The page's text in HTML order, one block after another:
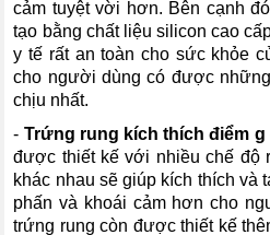
cảm tuyệt vời hơn. Bên cạnh
tạo bằng chất liệu silicon cao
y tế rất an toàn cho sức khỏe
cho người dùng có được
chịu nhất.
- Trứng rung kích thích điểm
được thiết kế với nhiều chế độ
khác nhau sẽ giúp kích thích và
phấn và khoái cảm hơn cho
trứng rung còn được thiết kế